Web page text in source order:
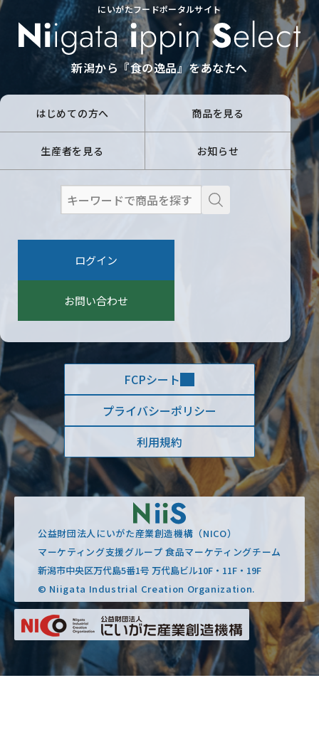
にいがたフードポータルサイト
新潟から『食の逸品』をあなたへ
はじめての方へ 商品を見る
生産者を見る お知らせ
検
ログイン
お問い合わせ
FCPシート
プライバシーポリシー
利用規約
公益財団法人にいがた産業創造機構（NICO）
マーケティング支援グループ 食品マーケティングチーム
新潟市中央区万代島5番1号 万代島ビル10F・11F・19F
© Niigata Industrial Creation Organization.